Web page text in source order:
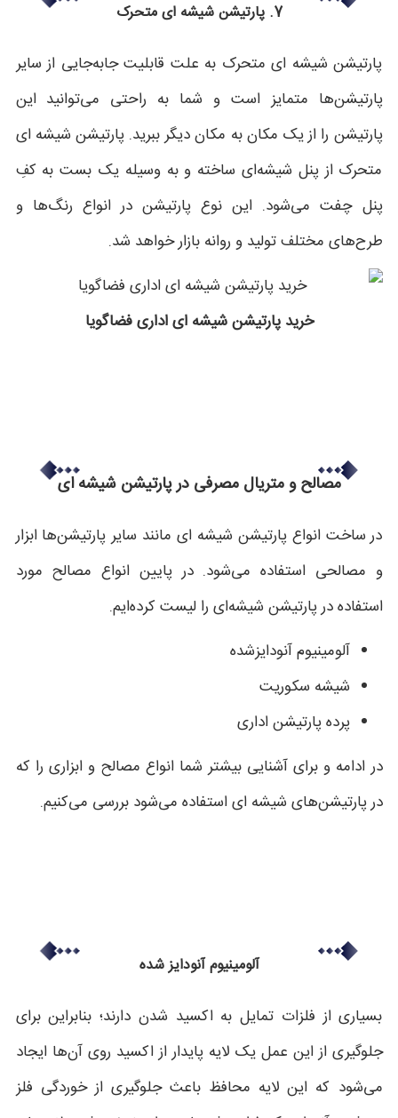
7. پارتیشن شیشه ای متحرک
پارتیشن شیشه ای متحرک به علت قابلیت جابه‌جایی از سایر
پارتیشن‌ها متمایز است و شما به راحتی می‌توانید این
پارتیشن را از یک مکان به مکان دیگر ببرید. پارتیشن شیشه ای
متحرک از پنل شیشه‌ای ساخته و به وسیله یک بست به کفِ
پنل چفت می‌شود. این نوع پارتیشن در انواع رنگ‌ها و
طرح‌های مختلف تولید و روانه بازار خواهد شد.
خرید پارتیشن شیشه ای اداری فضاگویا
مصالح و متریال مصرفی در پارتیشن شیشه ای
در ساخت انواع پارتیشن شیشه ای مانند سایر پارتیشن‌ها ابزار
و مصالحی استفاده می‌شود.در پایین انواع مصالح مورد
استفاده در پارتیشن شیشه‌‌ای را لیست کرده‌ایم.
آلومینیوم آنودایزشده
شیشه سکوریت
پرده پارتیشن اداری
در ادامه و برای آشنایی بیشتر شما انواع مصالح و ابزاری را که
در پارتیشن‌های شیشه ای استفاده می‌شود بررسی می‌کنیم.
آلومینیوم آنودایز شده
بسیاری از فلزات تمایل به اکسید شدن دارند؛ بنابراین برای
جلوگیری از این عمل یک لایه پایدار از اکسید روی آن‌ها ایجاد
می‌شود که این لایه محافظ باعث جلوگیری از خوردگی فلز